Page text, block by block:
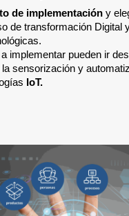
de implementación y
de transformación Digital
a implementar pueden ir
sensorización y
IoT.